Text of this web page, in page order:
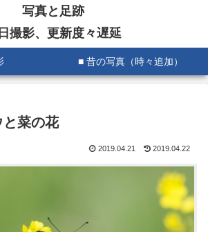
写真と足跡
撮影、更新度々遅延
■ 昔の写真（時々追加）
と菜の花
2019.04.21 2019.04.22